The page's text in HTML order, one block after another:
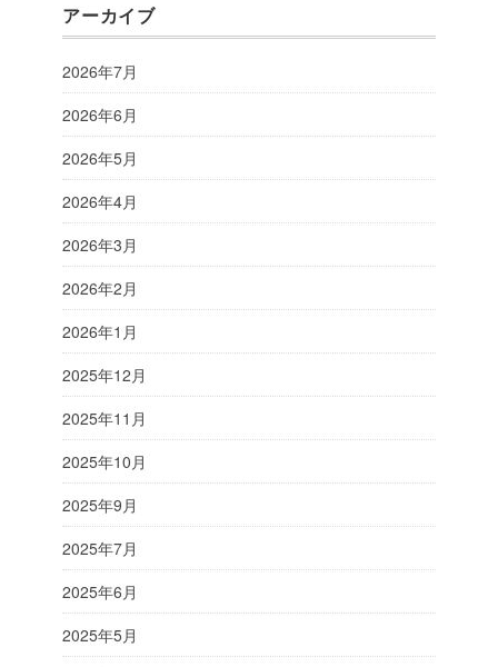
アーカイブ
2026年7月
2026年6月
2026年5月
2026年4月
2026年3月
2026年2月
2026年1月
2025年12月
2025年11月
2025年10月
2025年9月
2025年7月
2025年6月
2025年5月